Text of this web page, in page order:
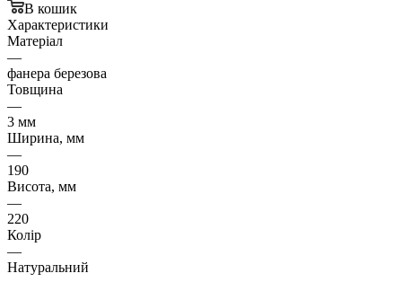
В кошик
Характеристики
Матеріал
—
фанера березова
Товщина
—
3 мм
Ширина, мм
—
190
Висота, мм
—
220
Колір
—
Натуральний